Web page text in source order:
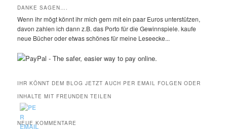
DANKE SAGEN….
Wenn ihr mögt könnt ihr mich gern mit ein paar Euros unterstützen,
davon zahlen ich dann z.B. das Porto für die Gewinnspiele. kaufe
neue Bücher oder etwas schönes für meine Leseecke...
IHR KÖNNT DEM BLOG JETZT AUCH PER EMAIL FOLGEN ODER
INHALTE MIT FREUNDEN TEILEN
NEUE KOMMENTARE